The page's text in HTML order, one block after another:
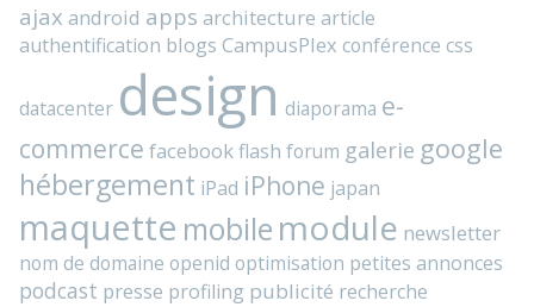
ajax android apps architecture article
authentification blogs CampusPlex conférence css
datacenter design diaporama e-
commerce facebookflash forum galerie google
hébergement iPad iPhone japan
maquette mobile module newsletter
nom de domaine openid optimisation petites annonces
podcast presse profiling publicité recherche